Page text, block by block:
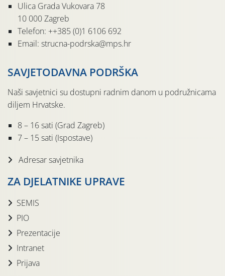
Ulica Grada Vukovara 78
10 000 Zagreb
Telefon: ++385 (0)1 6106 692
Email: strucna-podrska@mps.hr
SAVJETODAVNA PODRŠKA
Naši savjetnici su dostupni radnim danom u podružnicama
diljem Hrvatske.
8 – 16 sati (Grad Zagreb)
7 – 15 sati (Ispostave)
Adresar savjetnika
ZA DJELATNIKE UPRAVE
SEMIS
PIO
Prezentacije
Intranet
Prijava